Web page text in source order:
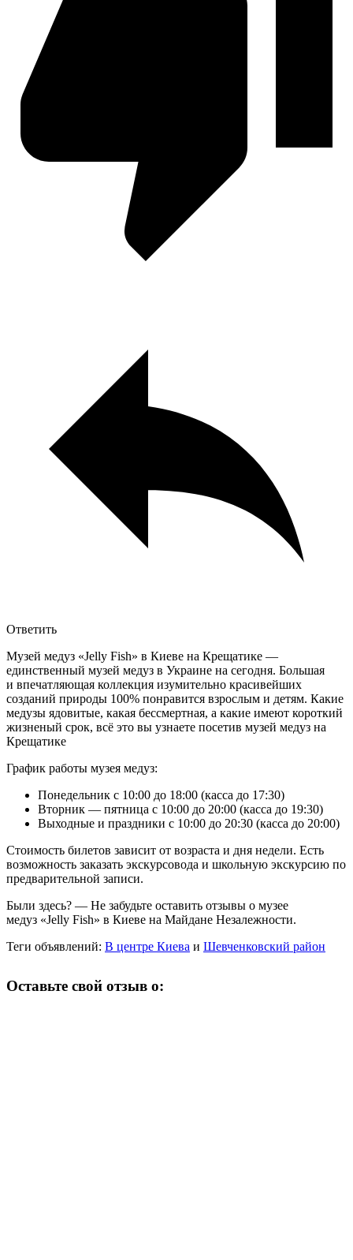
Ответить
Музей медуз «Jelly Fish» в Киеве на Крещатике —
единственный музей медуз в Украине на сегодня. Большая
и впечатляющая коллекция изумительно красивейших
созданий природы 100% понравится взрослым и детям. Какие
медузы ядовитые, какая бессмертная, а какие имеют короткий
жизненый срок, всё это вы узнаете посетив музей медуз на
Крещатике
График работы музея медуз:
Понедельник с 10:00 до 18:00 (касса до 17:30)
Вторник — пятница с 10:00 до 20:00 (касса до 19:30)
Выходные и праздники с 10:00 до 20:30 (касса до 20:00)
Стоимость билетов зависит от возраста и дня недели. Есть
возможность заказать экскурсовода и школьную экскурсию по
предварительной записи.
Были здесь? — Не забудьте оставить отзывы о музее
медуз «Jelly Fish» в Киеве на Майдане Незалежности.
Теги объявлений: В центре Киева и Шевченковский район
Оставьте свой отзыв о: